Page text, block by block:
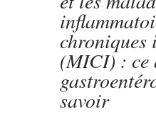
chroniques
(MICI) : ce
savoir